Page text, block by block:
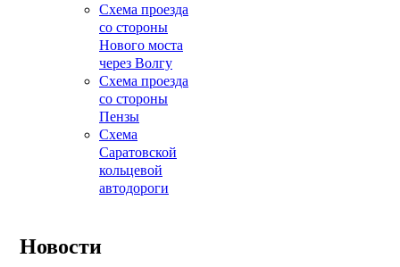
Схема проезда
со стороны
Нового моста
через Волгу
Схема проезда
со стороны
Пензы
Схема
Саратовской
кольцевой
автодороги
Новости